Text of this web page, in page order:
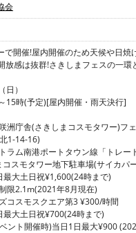
会
で開催!屋内開催のため天候や日焼
放感は抜群!さきしまフェスの一環
）
15時(予定)[屋内開催・雨天決行]
庁舎(さきしまコスモタワー)フ
1-14-16)
ム南港ポートタウン線「トレー
コスモタワー地下駐車場(サイカ
祝¥1,600(24時まで)
年8月現在)
スクエア第3 ¥300/時間
祝¥700(24時まで)
ント開催時)当日1日最大¥900